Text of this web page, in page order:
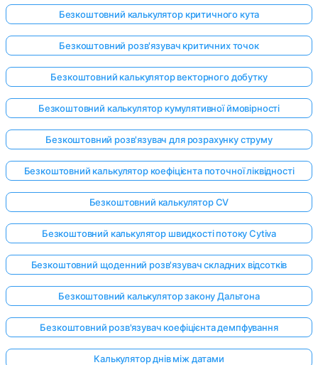
Безкоштовний калькулятор критичного кута
Безкоштовний розв'язувач критичних точок
Безкоштовний калькулятор векторного добутку
Безкоштовний калькулятор кумулятивної ймовірності
Безкоштовний розв'язувач для розрахунку струму
Безкоштовний калькулятор коефіцієнта поточної ліквідності
Безкоштовний калькулятор CV
Безкоштовний калькулятор швидкості потоку Cytiva
Безкоштовний щоденний розв'язувач складних відсотків
Безкоштовний калькулятор закону Дальтона
Безкоштовний розв'язувач коефіцієнта демпфування
Калькулятор днів між датами